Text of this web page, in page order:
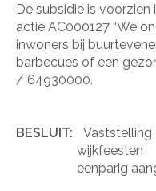
De subsidie is voorzien
actie AC000127 “We
inwoners bij
barbecues of een
/ 64930000.
BESLUIT:
Vaststelling
wijkfeesten
eenparig